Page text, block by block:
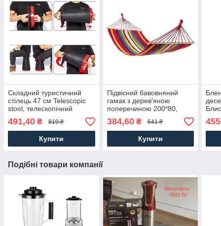
Складний туристичний
стілець 47 см Telescopic
stool, телескопічний
стілець для пікніка,
риболовлі, туризму
491,40 ₴ 819 ₴
Купити
Підвісний бавовняний
гамак з дерев'яною
поперечиною 200*80,
Тканинний гамак з
каркасом
384,60₴ 641 ₴
Купити
Подібні товари компанії